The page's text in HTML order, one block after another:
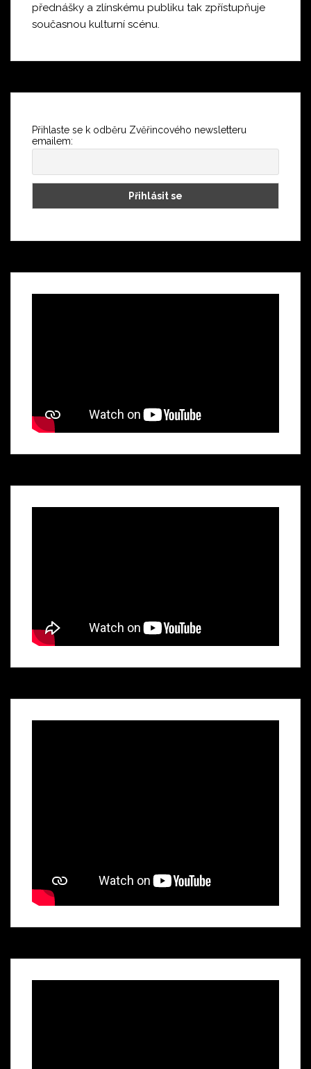
přednášky a zlínskému publiku tak zpřístupňuje
současnou kulturní scénu.
Přihlaste se k odběru Zvěřincového newsletteru
emailem: